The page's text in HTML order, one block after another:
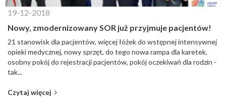
19-12-2018
Nowy, zmodernizowany SOR już przyjmuje pacjentów!
21 stanowisk dla pacjentów, więcej łóżek do wstępnej intensywnej
opieki medycznej, nowy sprzęt, do tego nowa rampa dla karetek,
osobny pokój do rejestracji pacjentów, pokój oczekiwań dla rodzin -
tak...
Czytaj więcej